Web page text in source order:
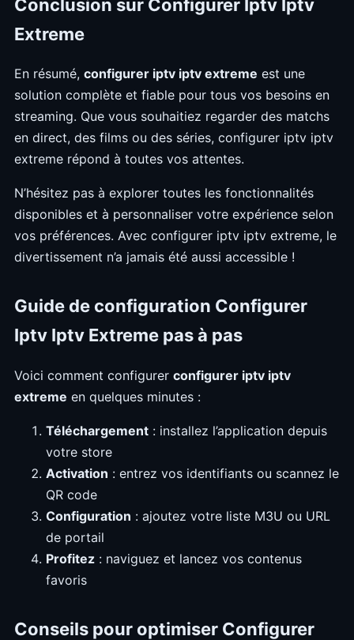
Conclusion sur Configurer Iptv Iptv
Extreme
En résumé, configurer iptv iptv extreme est une
solution complète et fiable pour tous vos besoins en
streaming. Que vous souhaitiez regarder des matchs
en direct, des films ou des séries, configurer iptv iptv
extreme répond à toutes vos attentes.
N’hésitez pas à explorer toutes les fonctionnalités
disponibles et à personnaliser votre expérience selon
vos préférences. Avec configurer iptv iptv extreme, le
divertissement n’a jamais été aussi accessible !
Guide de configuration Configurer
Iptv Iptv Extreme pas à pas
Voici comment configurer configurer iptv iptv
extreme en quelques minutes :
Téléchargement : installez l’application depuis
votre store
Activation : entrez vos identifiants ou scannez le
QR code
Configuration : ajoutez votre liste M3U ou URL
de portail
Profitez : naviguez et lancez vos contenus
favoris
Conseils pour optimiser Configurer